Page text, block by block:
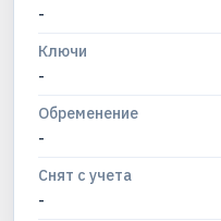
-
Ключи
-
Обременение
-
Снят с учета
-